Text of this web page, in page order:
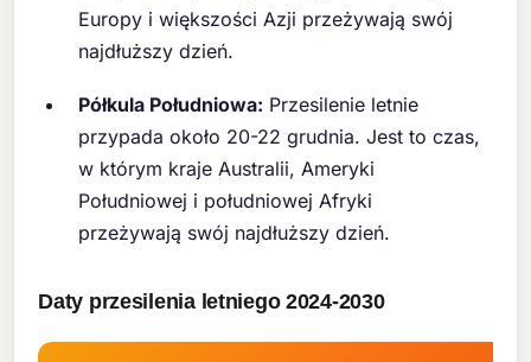
Europy i większości Azji przeżywają swój
najdłuższy dzień.
Półkula Południowa: Przesilenie letnie
przypada około 20-22 grudnia. Jest to czas,
w którym kraje Australii, Ameryki
Południowej i południowej Afryki
przeżywają swój najdłuższy dzień.
Daty przesilenia letniego 2024-2030